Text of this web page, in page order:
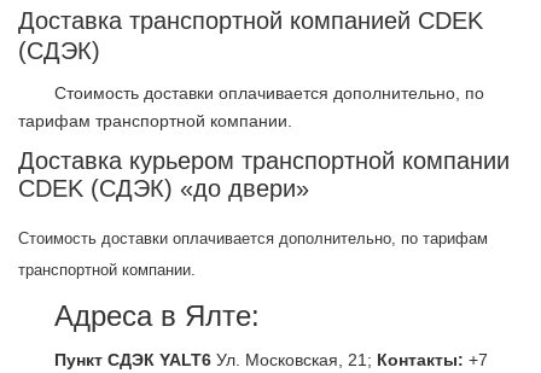
Доставка транспортной компанией CDEK
(СДЭК)
Стоимость доставки оплачивается дополнительно, по
тарифам транспортной компании.
Доставка курьером транспортной компании
CDEK (СДЭК) «до двери»
Стоимость доставки оплачивается дополнительно, по тарифам
транспортной компании.
Адреса в Ялте:
Пункт СДЭК YALT6 Ул. Московская, 21; Контакты: +7